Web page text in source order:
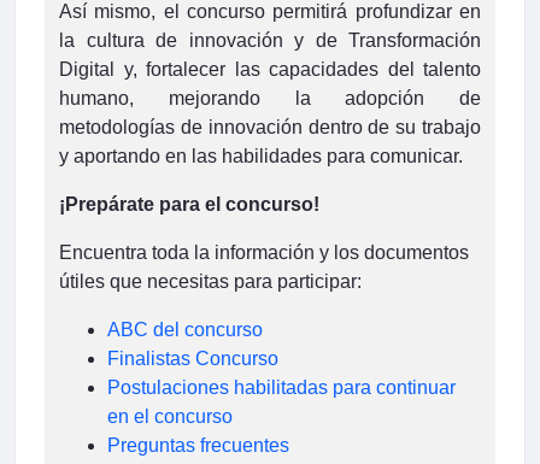
Así mismo, el concurso permitirá profundizar en
la cultura de innovación y de Transformación
Digital y, fortalecer las capacidades del talento
humano, mejorando la adopción de
metodologías de innovación dentro de su trabajo
y aportando en las habilidades para comunicar.
¡Prepárate para el concurso!
Encuentra toda la información y los documentos
útiles que necesitas para participar:
ABC del concurso
Finalistas Concurso
Postulaciones habilitadas para continuar
en el concurso
Preguntas frecuentes